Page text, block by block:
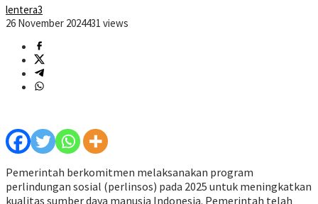
lentera3
26 November 2024431 views
Pemerintah berkomitmen melaksanakan program
perlindungan sosial (perlinsos) pada 2025 untuk meningkatkan
kualitas sumber daya manusia Indonesia. Pemerintah telah